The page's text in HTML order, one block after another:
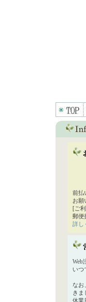
前払
お願
[ご
郵便
詳し
Web
いつ
なお
き
休業